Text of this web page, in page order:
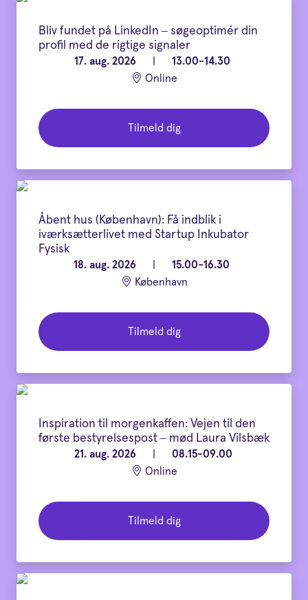
Bliv fundet på LinkedIn – søgeoptimér din
profil med de rigtige signaler
17. aug. 2026
13.00-14.30
Online
Tilmeld dig
Åbent hus (København): Få indblik i
iværksætterlivet med Startup Inkubator
Fysisk
18. aug. 2026
15.00-16.30
København
Tilmeld dig
Inspiration til morgenkaffen: Vejen til den
første bestyrelsespost – mød Laura Vilsbæk
21. aug. 2026
08.15-09.00
Online
Tilmeld dig